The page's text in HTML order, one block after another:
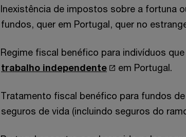
Inexistência de impostos sobre a fortuna
fundos, quer em Portugal, quer no
Regime fiscal benéfico para indivíduos
trabalho independente
em Portugal.
Tratamento fiscal benéfico para fundos
seguros de vida (incluindo seguros do